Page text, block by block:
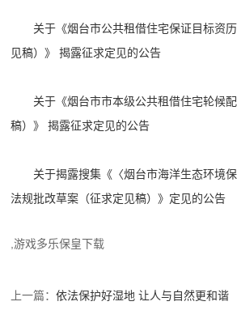
关于《烟台市公共租借住宅保证目标资历
见稿）》 揭露征求定见的公告
关于《烟台市市本级公共租借住宅轮候配
稿）》 揭露征求定见的公告
关于揭露搜集《〈烟台市海洋生态环境保
法规批改草案（征求定见稿）》定见的公告
,游戏多乐保皇下载
上一篇：依法保护好湿地 让人与自然更和谐